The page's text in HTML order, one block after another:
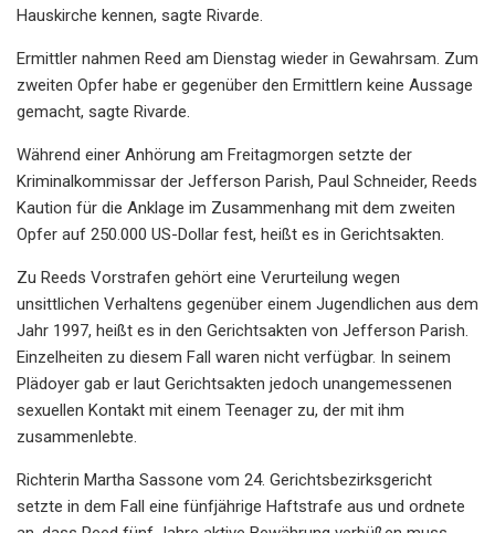
Hauskirche kennen, sagte Rivarde.
Ermittler nahmen Reed am Dienstag wieder in Gewahrsam. Zum
zweiten Opfer habe er gegenüber den Ermittlern keine Aussage
gemacht, sagte Rivarde.
Während einer Anhörung am Freitagmorgen setzte der
Kriminalkommissar der Jefferson Parish, Paul Schneider, Reeds
Kaution für die Anklage im Zusammenhang mit dem zweiten
Opfer auf 250.000 US-Dollar fest, heißt es in Gerichtsakten.
Zu Reeds Vorstrafen gehört eine Verurteilung wegen
unsittlichen Verhaltens gegenüber einem Jugendlichen aus dem
Jahr 1997, heißt es in den Gerichtsakten von Jefferson Parish.
Einzelheiten zu diesem Fall waren nicht verfügbar. In seinem
Plädoyer gab er laut Gerichtsakten jedoch unangemessenen
sexuellen Kontakt mit einem Teenager zu, der mit ihm
zusammenlebte.
Richterin Martha Sassone vom 24. Gerichtsbezirksgericht
setzte in dem Fall eine fünfjährige Haftstrafe aus und ordnete